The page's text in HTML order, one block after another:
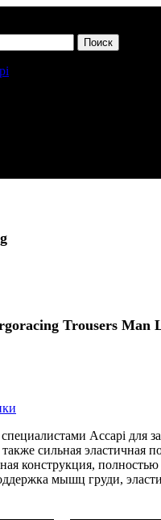
Поиск
Trousers Man
Accapi для
также сильная эластичная
конструкция,
мышц груди,